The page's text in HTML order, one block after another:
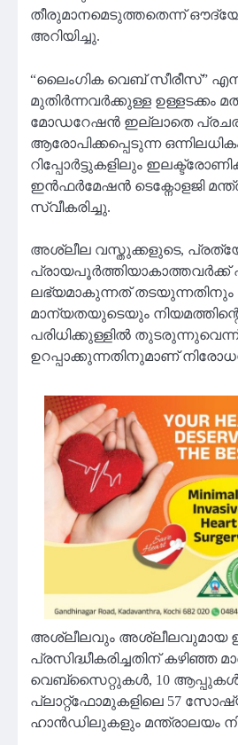
തീരുമാനമെടുത്തതെന്ന്
അറിയിച്ചു.
“ലൈംഗിക വെബ് സീരീസ്”
മുതിർന്നവർക്കുള്ള ഉള്ളടക്കം
മോഡറേഷൻ ഇല്ലാതെ
ആരോപിക്കപ്പെടുന്ന
റിപ്പോർട്ടുകളിലും
ഇൻഫർമേഷൻ ടെക്നോളജി
സ്വീകരിച്ചു.
അശ്ലീല വസ്തുക്കളുടെ,
പ്രായപൂർത്തിയാകാത്തവർക്ക്
ലഭ്യമാകുന്നത് തടയുന്നതിനും
മാന്യതയുടെയും
പരിധിക്കുള്ളിൽ തുടരുന്നുവെന്ന്
ഉറപ്പാക്കുന്നതിനുമാണ്
അശ്ലീലവും അശ്ലീലവുമായ
പ്രസിദ്ധീകരിച്ചതിന് കഴിഞ്ഞ
വെബ്‌സൈറ്റുകൾ, 10 ആപ്പുകൾ,
പ്ലാറ്റ്‌ഫോമുകളിലെ 57
ഹാൻഡിലുകളും മന്ത്രാലയം